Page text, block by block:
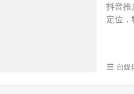
抖音推
定位，
自媒